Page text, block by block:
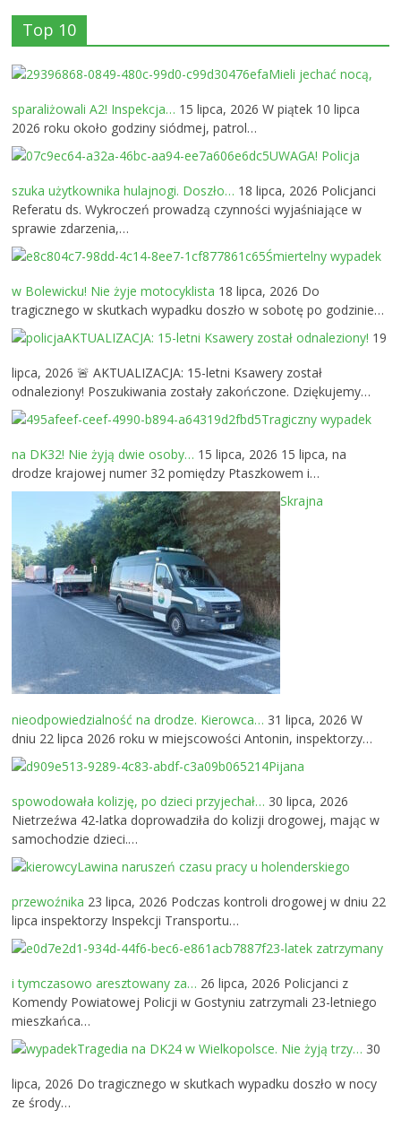
Top 10
Mieli jechać nocą,
sparaliżowali A2! Inspekcja… 15 lipca, 2026 W piątek 10 lipca
2026 roku około godziny siódmej, patrol…
UWAGA! Policja
szuka użytkownika hulajnogi. Doszło… 18 lipca, 2026 Policjanci
Referatu ds. Wykroczeń prowadzą czynności wyjaśniające w
sprawie zdarzenia,…
Śmiertelny wypadek
w Bolewicku! Nie żyje motocyklista 18 lipca, 2026 Do
tragicznego w skutkach wypadku doszło w sobotę po godzinie…
AKTUALIZACJA: 15-letni Ksawery został odnaleziony! 19
lipca, 2026 🚨 AKTUALIZACJA: 15-letni Ksawery został
odnaleziony! Poszukiwania zostały zakończone. Dziękujemy…
Tragiczny wypadek
na DK32! Nie żyją dwie osoby… 15 lipca, 2026 15 lipca, na
drodze krajowej numer 32 pomiędzy Ptaszkowem i…
Skrajna
nieodpowiedzialność na drodze. Kierowca… 31 lipca, 2026 W
dniu 22 lipca 2026 roku w miejscowości Antonin, inspektorzy…
Pijana
spowodowała kolizję, po dzieci przyjechał… 30 lipca, 2026
Nietrzeźwa 42-latka doprowadziła do kolizji drogowej, mając w
samochodzie dzieci.…
Lawina naruszeń czasu pracy u holenderskiego
przewoźnika 23 lipca, 2026 Podczas kontroli drogowej w dniu 22
lipca inspektorzy Inspekcji Transportu…
23-latek zatrzymany
i tymczasowo aresztowany za… 26 lipca, 2026 Policjanci z
Komendy Powiatowej Policji w Gostyniu zatrzymali 23-letniego
mieszkańca…
Tragedia na DK24 w Wielkopolsce. Nie żyją trzy… 30
lipca, 2026 Do tragicznego w skutkach wypadku doszło w nocy
ze środy…